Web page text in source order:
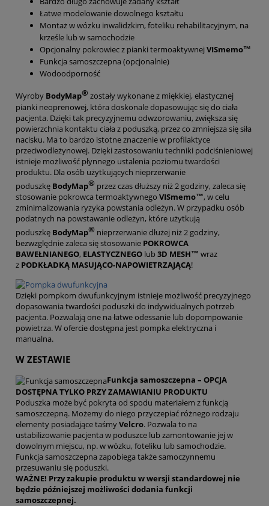
Łatwe modelowanie dowolnego kształtu
Montaż w wózku inwalidzkim, foteliku rehabilitacyjnym, na
krześle lub w samochodzie
Opcjonalny pokrowiec z pianki termoaktywnej VISmemo™
Funkcja samoszczepna (opcjonalnie)
Wodoodporność
Wyroby BodyMap® zostały wykonane z miękkiej, elastycznej
pianki neoprenowej, która doskonale dopasowując się do ciała
pacjenta. Dzięki tak precyzyjnemu odwzorowaniu, zwiększa się
powierzchnia kontaktu ciała z poduszką, przez co zmniejsza się siła
nacisku. Ma to bardzo istotne znaczenie w profilaktyce
przeciwodleżynowej. Dzięki zastosowaniu techniki podciśnieniowej
istnieje możliwość płynnego ustalenia poziomu twardości
produktu. Dla osób użytkujących nieprzerwanie
poduszkę BodyMap® przez czas dłuższy niż 2 godziny, zaleca się
stosowanie pokrowca termoaktywnego VISmemo™, w celu
zminimalizowania ryzyka powstania odleżyn. W przypadku osób
podatnych na powstawanie odleżyn, które użytkują
poduszkę BodyMap® nieprzerwanie dłużej niż 2 godziny,
bezwzględnie zaleca się stosowanie POKROWCA
BAWEŁNIANEGO, ELASTYCZNEGO lub3D MESH™ wraz
z PODKŁADKĄ MASUJĄCO-NAPOWIETRZAJĄCĄ!
Dzięki pompkom dwufunkcyjnym istnieje możliwość precyzyjnego
dopasowania twardości poduszki do indywidualnych potrzeb
pacjenta. Pozwalają one na łatwe odessanie lub dopompowanie
powietrza. W ofercie dostępna jest pompka elektryczna i
manualna.
W ZESTAWIE
Funkcja samoszczepna – OPCJA
DOSTĘPNA TYLKO PRZY ZAMAWIANIU PRODUKTU
Poduszka może być pokryta od spodu materiałem z funkcją
samoszczepną. Możemy do niego przyczepiać różnego rodzaju
elementy posiadające taśmyVelcro. Pozwala to na
ustabilizowanie pacjenta w poduszce lub zamontowanie jej w
dowolnym miejscu, np. w wózku, foteliku lub samochodzie.
Funkcja samoszczepna zapobiega także samoczynnemu
przesuwaniu się poduszki.
WAŻNE! Przy zakupie produktu w wersji standardowej nie
będzie późniejszej możliwości dodania funkcji
samoszczepnej.